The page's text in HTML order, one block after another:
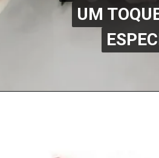
UM
UM